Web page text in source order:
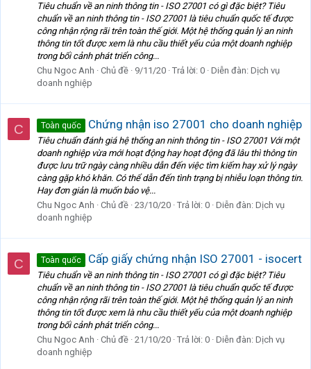
Tiêu chuẩn về an ninh thông tin - ISO 27001 có gì đặc biệt? Tiêu
chuẩn về an ninh thông tin - ISO 27001 là tiêu chuẩn quốc tế được
công nhận rộng rãi trên toàn thế giới. Một hệ thống quản lý an ninh
thông tin tốt được xem là nhu cầu thiết yếu của một doanh nghiệp
trong bối cảnh phát triển công...
Chu Ngoc Anh
Chủ đề 9/11/20 Trả lời: 0 Diễn đàn: Dịch vụ
doanh nghiệp
C Toàn quốc Chứng nhận iso 27001 cho doanh nghiệp
Tiêu chuẩn đánh giá hệ thống an ninh thông tin - ISO 27001 Với một
doanh nghiệp vừa mới hoạt động hay hoạt động đã lâu thì thông tin
được lưu trữ ngày càng nhiều dẫn đến việc tìm kiếm hay xử lý ngày
càng gặp khó khăn. Có thể dẫn đến tình trạng bị nhiễu loạn thông tin.
Hay đơn giản là muốn bảo vệ...
Chu Ngoc Anh
Chủ đề 23/10/20 Trả lời: 0 Diễn đàn: Dịch vụ
doanh nghiệp
C Toàn quốc Cấp giấy chứng nhận ISO 27001 - isocert
Tiêu chuẩn về an ninh thông tin - ISO 27001 có gì đặc biệt? Tiêu
chuẩn về an ninh thông tin - ISO 27001 là tiêu chuẩn quốc tế được
công nhận rộng rãi trên toàn thế giới. Một hệ thống quản lý an ninh
thông tin tốt được xem là nhu cầu thiết yếu của một doanh nghiệp
trong bối cảnh phát triển công...
Chu Ngoc Anh
Chủ đề 21/10/20 Trả lời: 0 Diễn đàn: Dịch vụ
doanh nghiệp